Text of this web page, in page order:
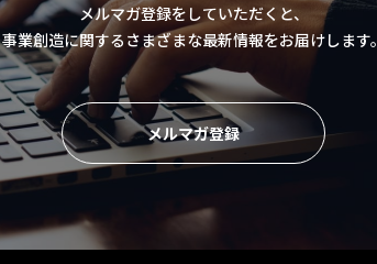
メルマガ登録をしていただくと、
事業創造に関するさまざまな最新情報をお届けします。
メルマガ登録